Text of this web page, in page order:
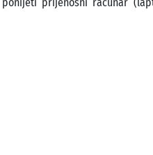
prijenosni računar